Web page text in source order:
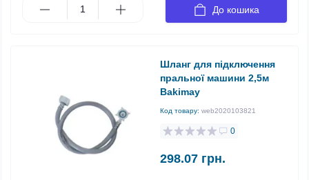
До кошика
Шланг для підключення
пральної машини 2,5м
Bakimay
Код товару: web2020103821
0
298.07 грн.